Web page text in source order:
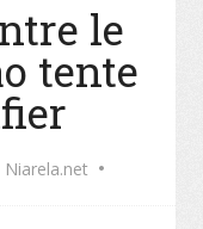
le
tente
Niarela.net